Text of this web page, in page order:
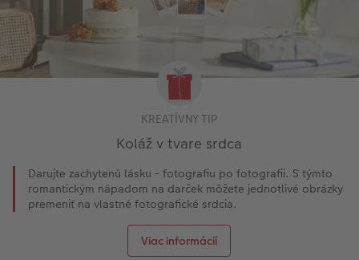
KREATÍVNY TIP
Koláž v tvare srdca
Darujte zachytenú lásku - fotografiu po fotografii. S týmto
romantickým nápadom na darček môžete jednotlivé obrázky
premeniť na vlastné fotografické srdcia.
Viac informácií